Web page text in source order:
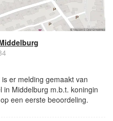
er melding gemaakt van
Middelburg m.b.t. koningin
een eerste beoordeling.